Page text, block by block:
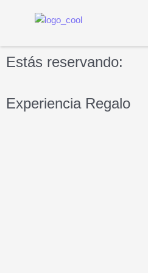
Estás reservando:
Experiencia Regalo